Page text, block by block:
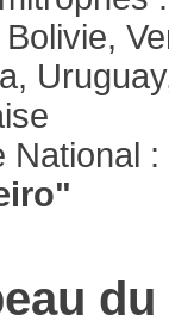
National :